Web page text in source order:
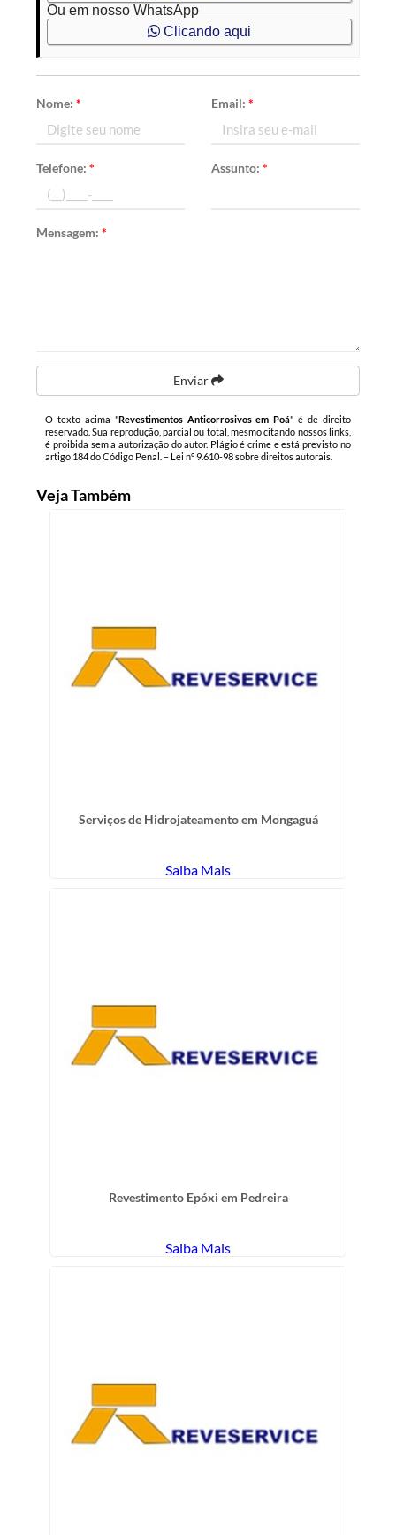
Ou em nosso WhatsApp
Clicando aqui
Nome:* Email: *
Telefone:* Assunto: *
Mensagem:*
Enviar
O texto acima "Revestimentos Anticorrosivos em Poá" é de direito
reservado. Sua reprodução, parcial ou total, mesmo citando nossos links,
é proibida sem a autorização do autor. Plágio é crime e está previsto no
artigo 184 do Código Penal. – Lei n° 9.610-98 sobre direitos autorais
Veja Também
Serviços de Hidrojateamento em Mongaguá
Saiba Mais
Revestimento Epóxi em Pedreira
Saiba Mais